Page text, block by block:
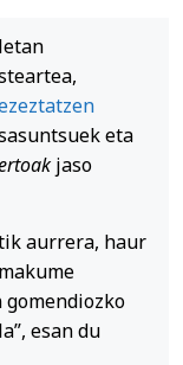
eta
jaso
aurrera, haur
gomendiozko
esan du